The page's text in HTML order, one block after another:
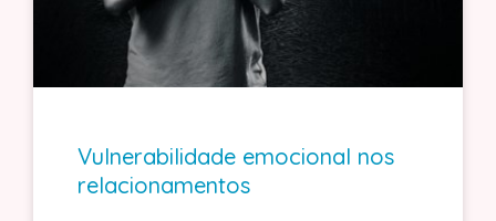
Vulnerabilidade emocional nos
relacionamentos